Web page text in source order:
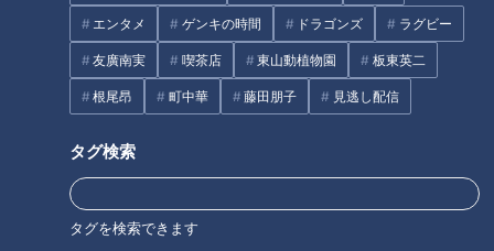
エンタメ ゲンキの時間 ドラゴンズ ラグビー
友廣南実 喫茶店 東山動植物園 板東英二
根尾昂 町中華 藤田朋子 見逃し配信
タグ検索
タグを検索できます
エンタメ 三田悠貴 呂布カルマ 山口 道との遭遇
オススメ関連コンテンツ